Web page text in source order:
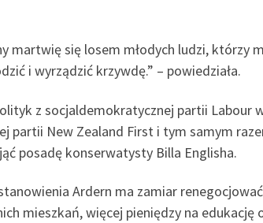
martwię się losem młodych ludzi, którzy
i wyrządzić krzywdę.” – powiedziała.
z socjaldemokratycznej partii Labour
partii New Zealand First i tym samym
posadę konserwatysty Billa Englisha.
Ardern ma zamiar
mieszkań, więcej pieniędzy na